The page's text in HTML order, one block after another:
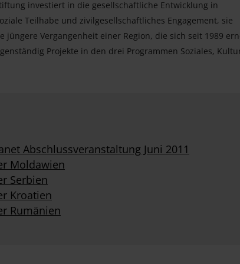
investiert in die gesellschaftliche Entwicklung in
Teilhabe und zivilgesellschaftliches Engagement, sie
Vergangenheit einer Region, die sich seit 1989
Projekte in den drei Programmen Soziales,
Abschlussveranstaltung Juni 2011
Moldawien
Serbien
Kroatien
Rumänien